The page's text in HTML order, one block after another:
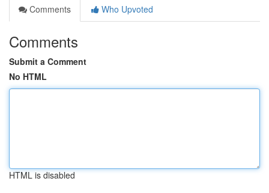
Comments
Who Upvoted
Comments
Submit a Comment
No HTML
HTML is disabled